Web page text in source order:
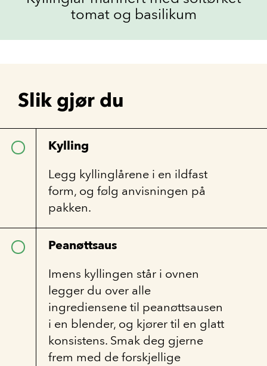
tomat og basilikum
Slik gjør du
Kylling
Legg kyllinglårene i en ildfast
form, og følg anvisningen på
pakken.
Peanøttsaus
Imens kyllingen står i ovnen
legger du over alle
ingrediensene til peanøttsausen
i en blender, og kjører til en glatt
konsistens. Smak deg gjerne
frem med de forskjellige